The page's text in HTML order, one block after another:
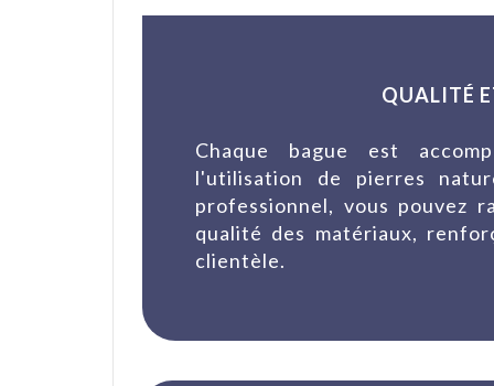
QUALITÉ
Chaque bague est
l'utilisation de pierres
professionnel, vous pouvez
qualité des matériaux,
clientèle.